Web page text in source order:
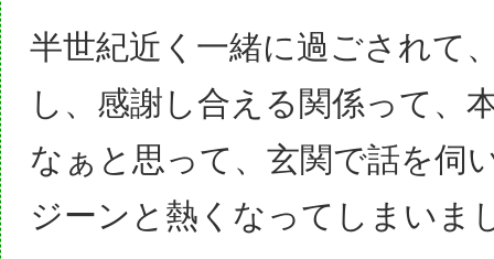
半世紀近く一緒に過ごされて
し、感謝し合える関係って、
なぁと思って、玄関で話を伺
ジーンと熱くなってしまいま